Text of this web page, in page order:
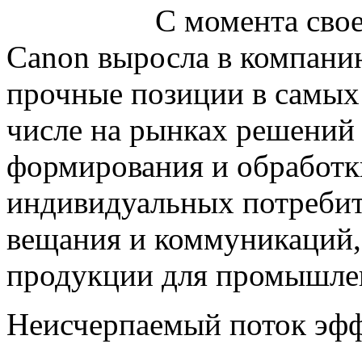
С момента
Canon выросла в
прочные позиции в
числе на рынках
формирования и
индивидуальных
вещания и
продукции для
Неисчерпаемый поток